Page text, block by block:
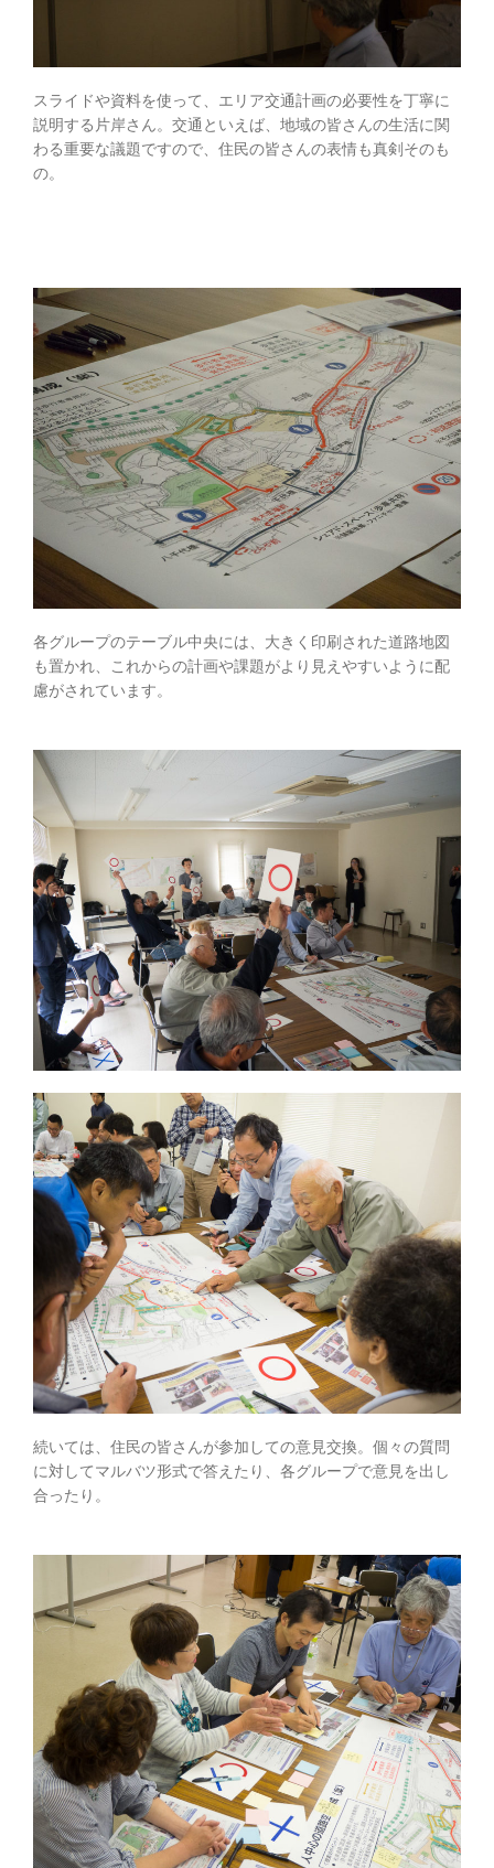
スライドや資料を使って、エリア交通計画の必要性を丁寧に
説明する片岸さん。交通といえば、地域の皆さんの生活に関
わる重要な議題ですので、住民の皆さんの表情も真剣そのも
の。
各グループのテーブル中央には、大きく印刷された道路地図
も置かれ、これからの計画や課題がより見えやすいように配
慮がされています。
続いては、住民の皆さんが参加しての意見交換。個々の質問
に対してマルバツ形式で答えたり、各グループで意見を出し
合ったり。